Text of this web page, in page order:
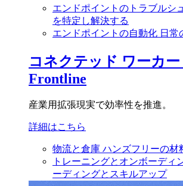
エンドポイントのトラブルシ
を特定し解決する
エンドポイントの自動化 日常
コネクテッド ワーカー
Frontline
産業用拡張現実で効率性を推進。
詳細はこちら
物流と倉庫 ハンズフリーの材
トレーニングとオンボーディ
ーディングとスキルアップ